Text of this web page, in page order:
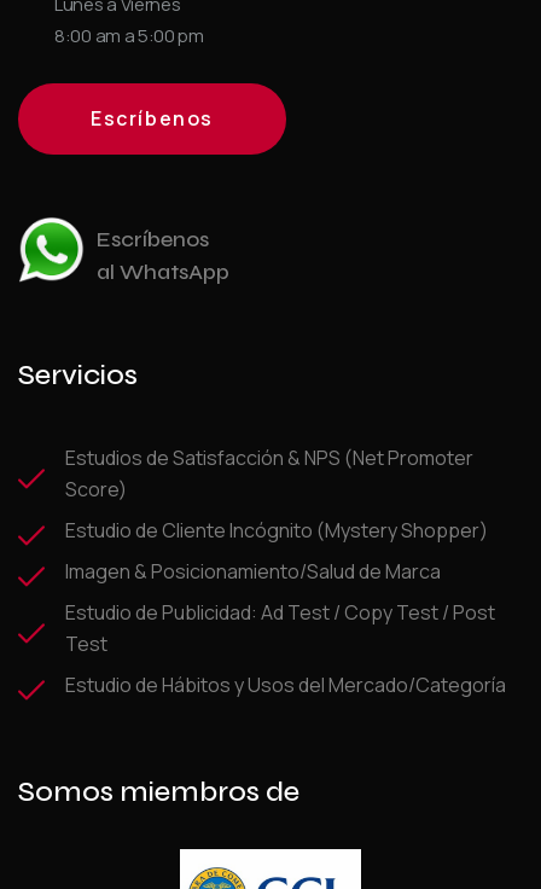
8:00 am a 5:00 pm
Escríbenos
Escríbenos
al WhatsApp
Servicios
Estudios de Satisfacción & NPS (Net Promoter
Score)
Estudio de Cliente Incógnito (Mystery Shopper)
Imagen & Posicionamiento/Salud de Marca
Estudio de Publicidad: Ad Test / Copy Test / Post
Test
Estudio de Hábitos y Usos del Mercado/Categoría
Somos miembros de